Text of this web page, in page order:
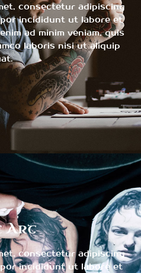
consectetur adipiscing
incididunt ut labore et
ad minim veniam, quis
laboris nisi ut aliquip
Art
consectetur adipiscing
incididunt ut labore et